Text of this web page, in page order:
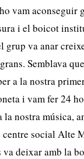
vam aconseguir
i el boicot
grup va anar
Semblava
a la nostra
i vam fer 24
la nostra música,
social Alte
va deixar amb la